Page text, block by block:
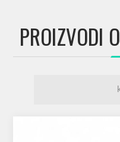
PROIZVODI